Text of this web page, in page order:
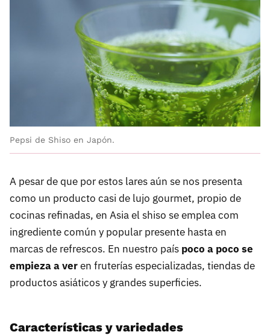
Pepsi de Shiso en Japón.
A pesar de que por estos lares aún se nos presenta
como un producto casi de lujo gourmet, propio de
cocinas refinadas, en Asia el shiso se emplea com
ingrediente común y popular presente hasta en
marcas de refrescos. En nuestro país poco a poco se
empieza a veren fruterías especializadas, tiendas de
productos asiáticos y grandes superficies.
Características y variedades